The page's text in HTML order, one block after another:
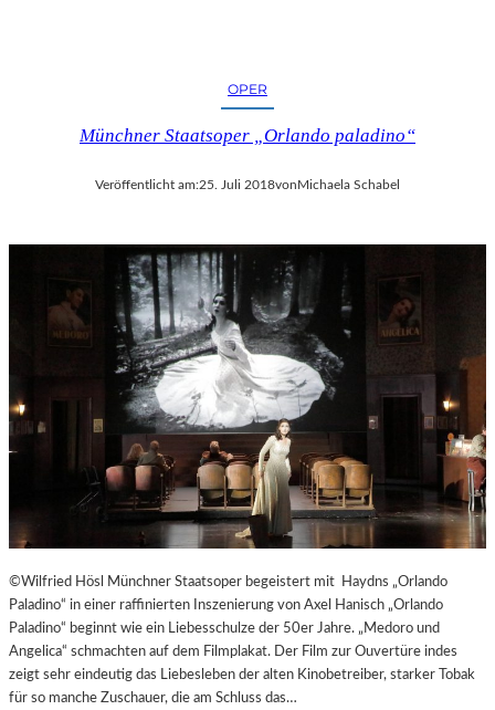
OPER
Münchner Staatsoper „Orlando paladino“
Veröffentlicht am:25. Juli 2018vonMichaela Schabel
©Wilfried Hösl Münchner Staatsoper begeistert mit Haydns „Orlando
Paladino“ in einer raffinierten Inszenierung von Axel Hanisch „Orlando
Paladino“ beginnt wie ein Liebesschulze der 50er Jahre. „Medoro und
Angelica“ schmachten auf dem Filmplakat. Der Film zur Ouvertüre indes
zeigt sehr eindeutig das Liebesleben der alten Kinobetreiber, starker Tobak
für so manche Zuschauer, die am Schluss das…